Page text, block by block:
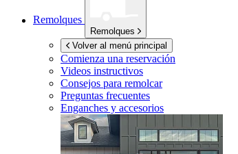
Remolques
Remolques
Volver al menú principal
Comienza una reservación
Videos instructivos
Consejos para remolcar
Preguntas frecuentes
Enganches y accesorios